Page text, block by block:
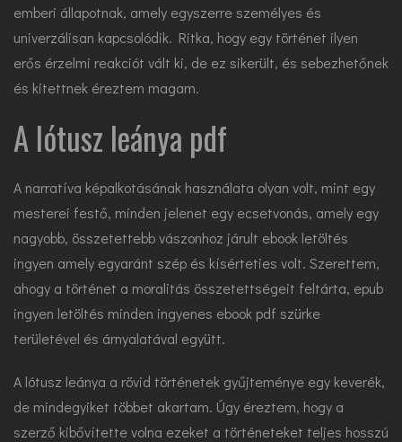
emberi állapotnak, amely egyszerre személyes és
univerzálisan kapcsolódik. Ritka, hogy egy történet ilyen
erős érzelmi reakciót vált ki, de ez sikerült, és sebezhetőnek
és kitettnek éreztem magam.
A lótusz leánya pdf
A narratíva képalkotásának használata olyan volt, mint egy
mesterei festő, minden jelenet egy ecsetvonás, amely egy
nagyobb, összetettebb vászonhoz járult ebook letöltés
ingyen amely egyaránt szép és kísérteties volt. Szerettem,
ahogy a történet a moralitás összetettségeit feltárta, epub
ingyen letöltés minden ingyenes ebook pdf szürke
területével és árnyalatával együtt.
A lótusz leánya a rövid történetek gyűjteménye egy keverék,
de mindegyiket többet akartam. Úgy éreztem, hogy a
szerző kibővítette volna ezeket a történeteket teljes hosszú